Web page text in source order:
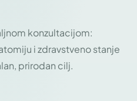
konzultacijom:
i zdravstveno stanje
prirodan cilj.